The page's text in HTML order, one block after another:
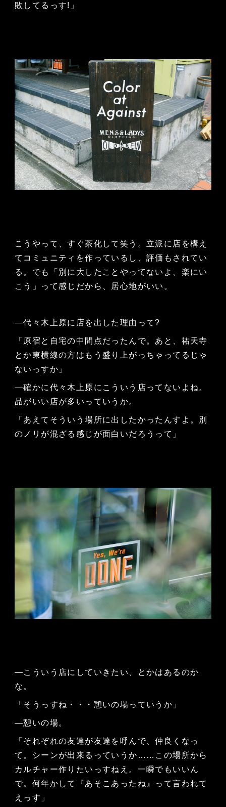
敗してるっす!」
こうやって、すぐ茶化して笑う。立派に店を構え
てコミュニティを作っているし、評価もされてい
る。でも「別に大したことやってないよ、楽にい
こう」って感じだから、居心地がいい。
—代々木上原に店を出した理由って?
「原宿と自宅の中間点だったんで。あと、祐天寺
とか東横線の方はもう盛り上がっちゃってるじゃ
ないっすか」
—確かに代々木上原にこういう店ってないよね。
品がいい店が多いっていうか。
「あえてそういう場所に出したかったんすよ。別
のノリが混ざる感じが面白いだろうって」
—こういう店にしていきたい、とかはあるのか
な。
「そうっすね・・・憩いの場っていうか」
—憩いの場。
「それぞれの友達が友達を呼んで、仲良くなっ
て。シーンが出来るっていうか……この場所から
カルチャー作りたいっすねえ。一瞬でもいいん
で。何年かして『あそこあったね』って言われて
えっす」